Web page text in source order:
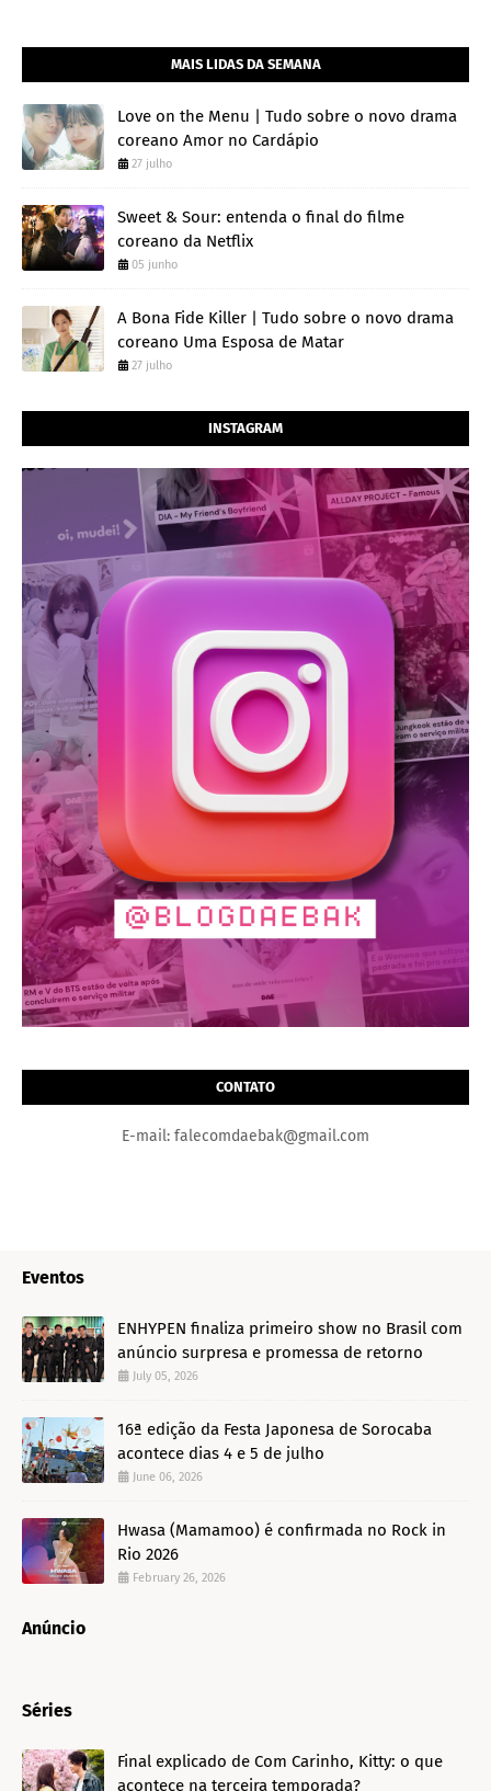
MAIS LIDAS DA SEMANA
Love on the Menu | Tudo sobre o novo drama
coreano Amor no Cardápio
27 julho
Sweet & Sour: entenda o final do filme
coreano da Netflix
05 junho
A Bona Fide Killer | Tudo sobre o novo drama
coreano Uma Esposa de Matar
27 julho
INSTAGRAM
CONTATO
E-mail: falecomdaebak@gmail.com
Eventos
ENHYPEN finaliza primeiro show no Brasil com
anúncio surpresa e promessa de retorno
July 05, 2026
16ª edição da Festa Japonesa de Sorocaba
acontece dias 4 e 5 de julho
June 06, 2026
Hwasa (Mamamoo) é confirmada no Rock in
Rio 2026
February 26, 2026
Anúncio
Séries
Final explicado de Com Carinho, Kitty: o que
acontece na terceira temporada?